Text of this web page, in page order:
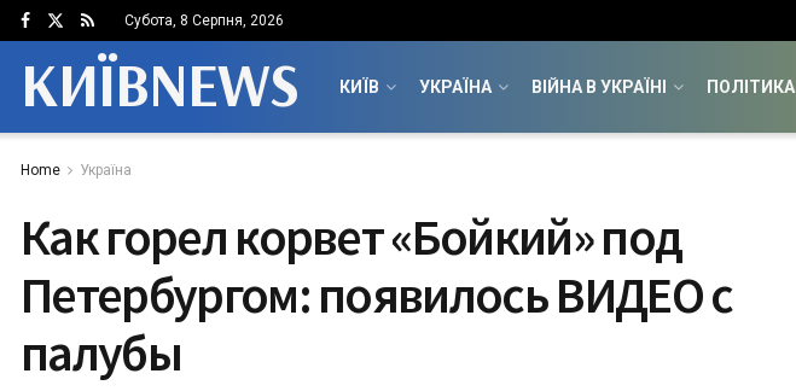
Субота, 8 Серпня, 2026
КИЇВNEWS КИЇВ УКРАЇНА ВІЙНА В УКРАЇНІ ПОЛІТИКА
Home Україна
Как горел корвет «Бойкий» под
Петербургом: появилось ВИДЕО с
палубы